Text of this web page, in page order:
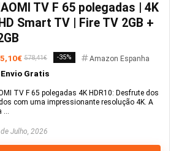
TV F 65 polegadas | 4K
Smart TV | Fire TV 2GB +
578,41€ -35% Amazon Espanha
Gratis
TV F 65 polegadas 4K HDR10: Desfrute dos
com uma impressionante resolução 4K. A
...
Julho, 2026